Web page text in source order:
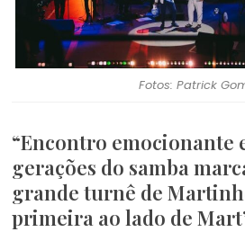
Fotos: Patrick
“Encontro emocionante
gerações do samba
grande turnê de
primeira ao lado de